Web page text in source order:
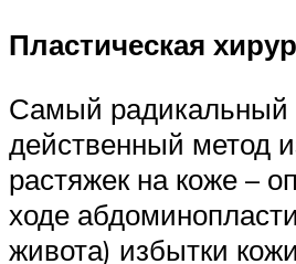
Пластическая
Самый радикальный
действенный метод
растяжек на коже –
ходе
живота) избытки